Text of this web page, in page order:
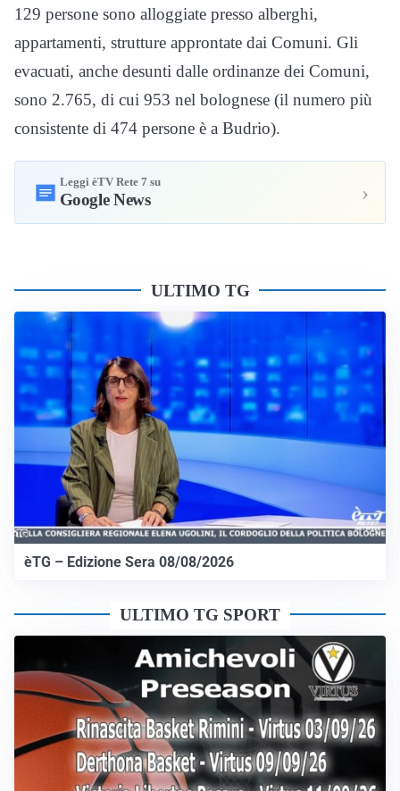
129 persone sono alloggiate presso alberghi,
appartamenti, strutture approntate dai Comuni. Gli
evacuati, anche desunti dalle ordinanze dei Comuni,
sono 2.765, di cui 953 nel bolognese (il numero più
consistente di 474 persone è a Budrio).
Leggi èTV Rete 7 su
Google News ›
ULTIMO TG
èTG – Edizione Sera 08/08/2026
ULTIMO TG SPORT